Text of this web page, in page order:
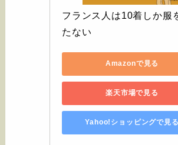
フランス人は10着しか服
たない
Amazonで見る
楽天市場で見る
Yahoo!ショッピングで見る